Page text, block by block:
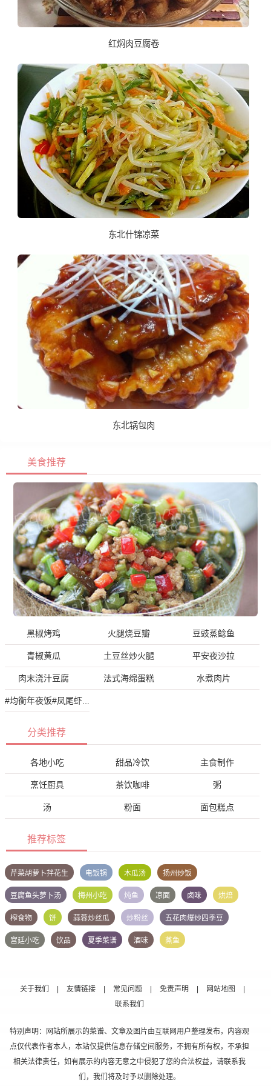
红焖肉豆腐卷
东北什锦凉菜
东北锅包肉
美食推荐
黑椒烤鸡 火腿烧豆瓣 豆豉蒸鲶鱼
青椒黄瓜 土豆丝炒火腿 平安夜沙拉
肉末浇汁豆腐 法式海绵蛋糕 水煮肉片
分类推荐
各地小吃 甜品冷饮 主食制作
烹饪厨具 茶饮咖啡 粥
汤 粉面 面包糕点
推荐标签
芹菜胡萝卜拌花生 电饭锅 木瓜汤 扬州炒饭
豆腐鱼头萝卜汤 梅州小吃 炖鱼 凉面 卤味 烘焙
榨食物 饼 蒜蓉炒丝瓜 炒粉丝 五花肉爆炒四季豆
宫廷小吃 饮品 夏季菜谱 酒味 蒸鱼
关于我们 | 友情链接 | 常见问题 | 免责声明 | 网站地图
|
联系我们
特别声明：网站所展示的菜谱、文章及图片由互联网用户整理发布，内容观
点仅代表作者本人，本站仅提供信息存储空间服务，不拥有所有权，不承担
相关法律责任，如有展示的内容无意之中侵犯了您的合法权益，请联系我
们，我们将及时予以删除处理。